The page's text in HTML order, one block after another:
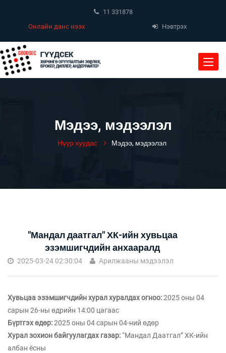
11 331878
Онлайн данс нээх
Нэвтрэх
Toggle
Мэдээ, мэдээлэл
Нүүр хуудас Мэдээ, мэдээлэл
"Мандал даатгал" ХК-ийн хувьцаа
эзэмшигчдийн анхааралд
2025-03-24 02:30:04 Арилжааны мэдээлэл
Хувьцаа эзэмшигчдийн хурал хуралдах огноо:2025 оны 04
сарын 26-ны өдрийн 14:00 цагаас
Бүртгэх өдөр:2025 оны 04 сарын 04-ний өдөр
Хурал зохион байгуулагдах газар:“Мандал Даатгал” ХК-ийн
албан ёсны